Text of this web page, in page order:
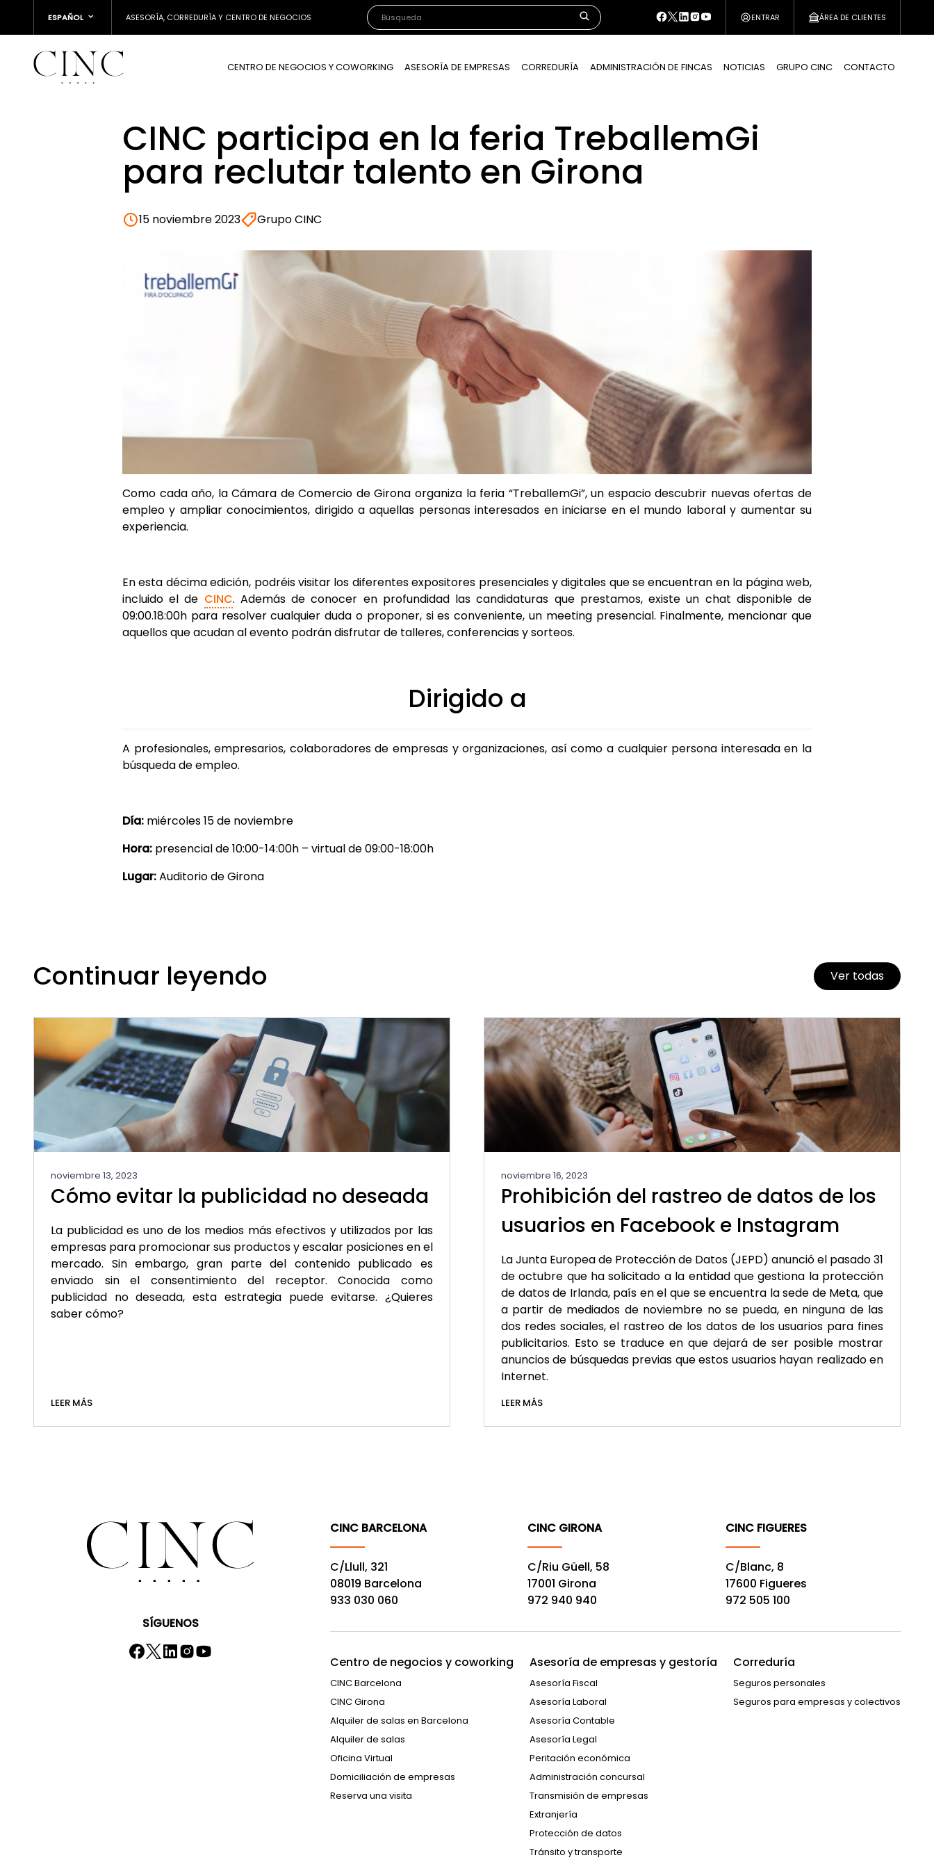
ESPAÑOL ASESORÍA, CORREDURÍA Y CENTRO DE NEGOCIOS ENTRAR ÁREA DE CLIENTES
CENTRO DE NEGOCIOS Y COWORKING ASESORÍA DE EMPRESAS CORREDURÍA ADMINISTRACIÓN DE FINCAS NOTICIAS GRUPO CINC CONTACTO
CINC participa en la feria TreballemGi
para reclutar talento en Girona
15 noviembre 2023 Grupo CINC
Como cada año, la Cámara de Comercio de Girona organiza la feria “TreballemGi”, un espacio descubrir nuevas ofertas de
empleo y ampliar conocimientos, dirigido a aquellas personas interesados en iniciarse en el mundo laboral y aumentar su
experiencia.
En esta décima edición, podréis visitar los diferentes expositores presenciales y digitales que se encuentran en la página web,
incluido el de CINC. Además de conocer en profundidad las candidaturas que prestamos, existe un chat disponible de
09:00.18:00h para resolver cualquier duda o proponer, si es conveniente, un meeting presencial. Finalmente, mencionar que
aquellos que acudan al evento podrán disfrutar de talleres, conferencias y sorteos.
Dirigido a
A profesionales, empresarios, colaboradores de empresas y organizaciones, así como a cualquier persona interesada en la
búsqueda de empleo.
Día: miércoles 15 de noviembre
Hora: presencial de 10:00-14:00h – virtual de 09:00-18:00h
Lugar:Auditorio de Girona
Continuar leyendo Ver todas
noviembre 13, 2023
Cómo evitar la publicidad no deseada
La publicidad es uno de los medios más efectivos y utilizados por las
empresas para promocionar sus productos y escalar posiciones en el
mercado. Sin embargo, gran parte del contenido publicado es
enviado sin el consentimiento del receptor. Conocida como
publicidad no deseada, esta estrategia puede evitarse. ¿Quieres
saber cómo?
LEER MÁS
noviembre 16, 2023
Prohibición del rastreo de datos de los
usuarios en Facebook e Instagram
La Junta Europea de Protección de Datos (JEPD) anunció el pasado 31
de octubre que ha solicitado a la entidad que gestiona la protección
de datos de Irlanda, país en el que se encuentra la sede de Meta, que
a partir de mediados de noviembre no se pueda, en ninguna de las
dos redes sociales, el rastreo de los datos de los usuarios para fines
publicitarios. Esto se traduce en que dejará de ser posible mostrar
anuncios de búsquedas previas que estos usuarios hayan realizado en
Internet.
LEER MÁS
SÍGUENOS
CINC BARCELONA
C/Llull, 321
08019 Barcelona
933 030 060
CINC GIRONA
C/Riu Güell, 58
17001 Girona
972 940 940
CINC FIGUERES
C/Blanc, 8
17600 Figueres
972 505 100
Centro de negocios y coworking
CINC Barcelona
CINC Girona
Alquiler de salas en Barcelona
Alquiler de salas
Oficina Virtual
Domiciliación de empresas
Reserva una visita
Asesoría de empresas y gestoría
Asesoría Fiscal
Asesoría Laboral
Asesoría Contable
Asesoría Legal
Peritación económica
Administración concursal
Transmisión de empresas
Extranjería
Protección de datos
Tránsito y transporte
Correduría
Seguros personales
Seguros para empresas y colectivos